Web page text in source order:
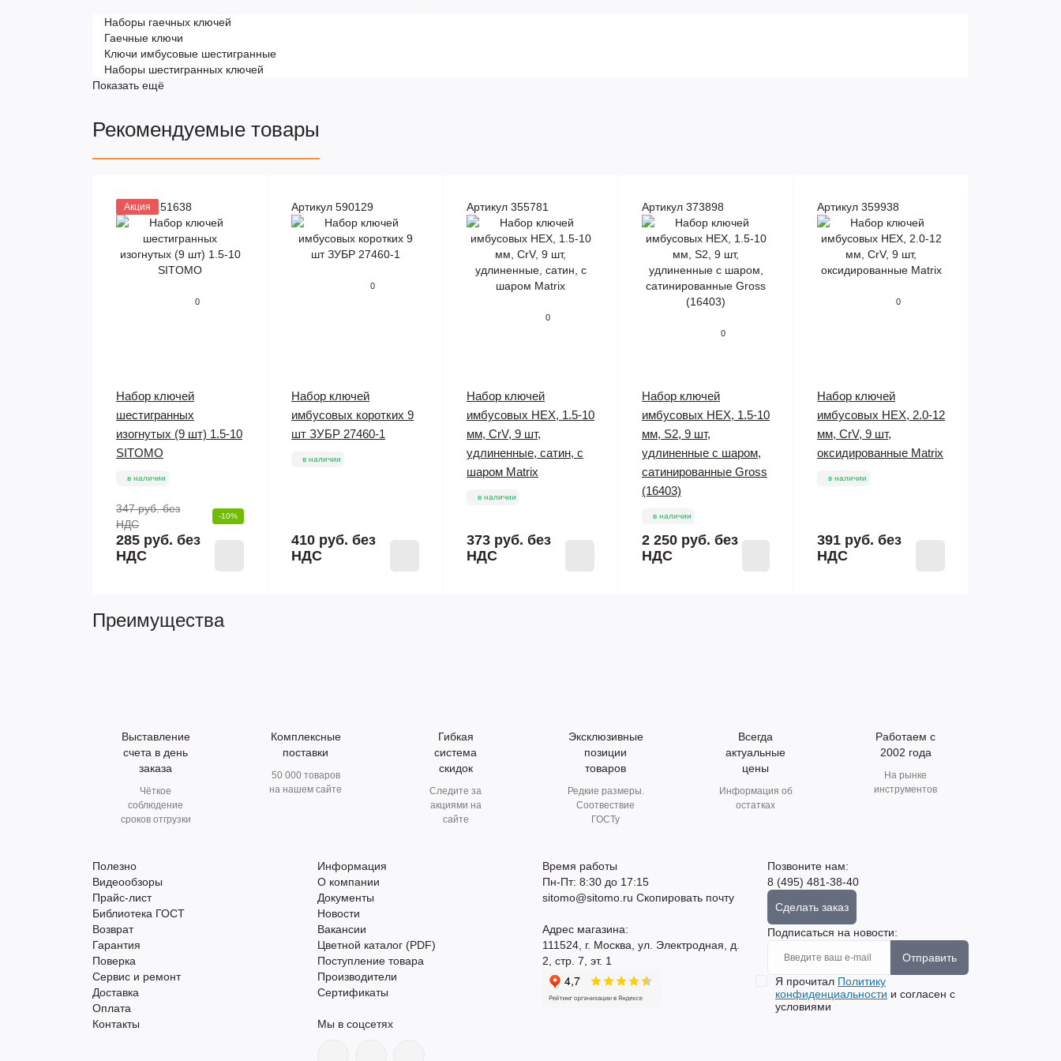
Наборы гаечных ключей
Гаечные ключи
Ключи имбусовые шестигранные
Наборы шестигранных ключей
Показать ещё
Рекомендуемые товары
Артикул 51638
Акция
0
Набор ключей
шестигранных
изогнутых (9 шт) 1.5-10
SITOMO
в наличии
347 руб.без
НДС
-10%
285 руб. без
НДС
Артикул 590129
0
Набор ключей
имбусовых коротких 9
шт ЗУБР 27460-1
в наличии
410 руб. без
НДС
Артикул 355781
0
Набор ключей
имбусовых HEX, 1.5-10
мм, CrV, 9 шт,
удлиненные, сатин, с
шаром Matrix
в наличии
373 руб. без
НДС
Артикул 373898
0
Набор ключей
имбусовых HEX, 1.5-10
мм, S2, 9 шт,
удлиненные с шаром,
сатинированные Gross
(16403)
в наличии
2 250 руб. без
НДС
Артикул 359938
0
Набор ключей
имбусовых HEX, 2.0-12
мм, CrV, 9 шт,
оксидированные Matrix
в наличии
391 руб. без
НДС
Преимущества
Выставление
счета в день
заказа
Чёткое
соблюдение
сроков отгрузки
Комплексные
поставки
50 000 товаров
на нашем сайте
Гибкая
система
скидок
Следите за
акциями на
сайте
Эксклюзивные
позиции
товаров
Редкие размеры.
Соотвествие
ГОСТу
Всегда
актуальные
цены
Информация об
остатках
Работаем с
2002 года
На рынке
инструментов
Полезно
Видеообзоры
Прайс-лист
Библиотека ГОСТ
Возврат
Гарантия
Поверка
Сервис и ремонт
Доставка
Оплата
Контакты
Информация
О компании
Документы
Новости
Вакансии
Цветной каталог (PDF)
Поступление товара
Производители
Сертификаты
Мы в соцсетях
Время работы
Пн-Пт: 8:30 до 17:15
sitomo@sitomo.ru Скопировать почту
Адрес магазина:
111524, г. Москва, ул. Электродная, д.
2, стр. 7, эт. 1
Позвоните нам:
8 (495) 481-38-40
Сделать заказ
Подписаться на новости:
Отправить
Я прочитал Политику
конфиденциальности и согласен с
условиями